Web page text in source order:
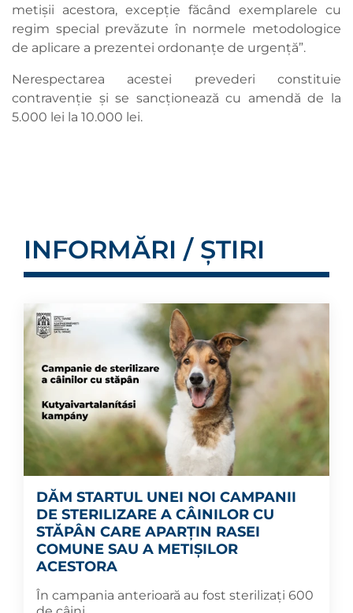
metișii acestora, excepție făcând exemplarele cu
regim special prevăzute în normele metodologice
de aplicare a prezentei ordonanțe de urgență”.
Nerespectarea acestei prevederi constituie
contravenție și se sancționează cu amendă de la
5.000 lei la 10.000 lei.
INFORMĂRI / ȘTIRI
DĂM STARTUL UNEI NOI CAMPANII
DE STERILIZARE A CÂINILOR CU
STĂPÂN CARE APARȚIN RASEI
COMUNE SAU A METIȘILOR
ACESTORA
În campania anterioară au fost sterilizați 600